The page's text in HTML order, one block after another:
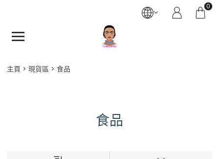
0
主頁 現貨區 食品
食品